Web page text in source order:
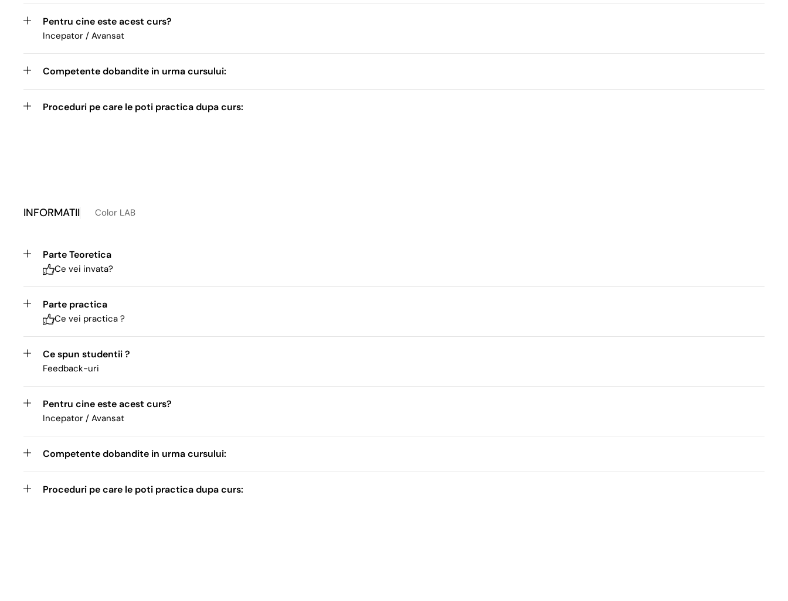
Pentru cine este acest curs?
Incepator / Avansat
Competente dobandite in urma cursului:
Proceduri pe care le poti practica dupa curs:
INFORMATII Color LAB
Parte Teoretica
Ce vei invata?
Parte practica
Ce vei practica ?
Ce spun studentii ?
Feedback-uri
Pentru cine este acest curs?
Incepator / Avansat
Competente dobandite in urma cursului:
Proceduri pe care le poti practica dupa curs: